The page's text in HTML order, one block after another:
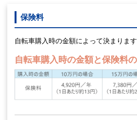
保険料
自転車購入時の金額によって決まります
自転車購入時の金額と保険料